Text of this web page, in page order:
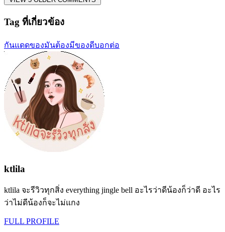
Tag ที่เกี่ยวข้อง
กันแดดของมันต้องมีของดีบอกต่อ
ktlila
ktlila จะรีวิวทุกสิ่ง everything jingle bell อะไรว่าดีน้องก็ว่าดี อะไร
ว่าไม่ดีน้องก็จะไม่แกง
FULL PROFILE